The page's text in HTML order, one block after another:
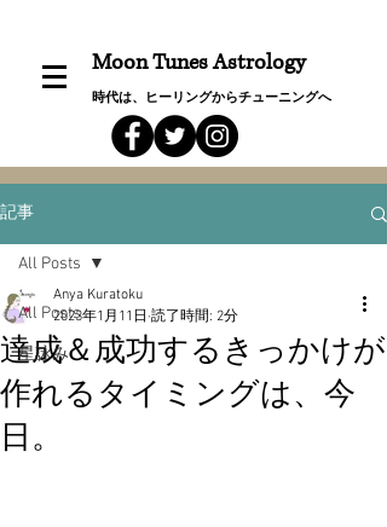
Moon Tunes Astrology
時代は、ヒーリングからチューニングへ
記事
All Posts
星詠み
All Posts
達成＆成功するきっかけが
作れるタイミングは、今
日。
Anya Kuratoku
2023年1月11日 読了時間: 2分